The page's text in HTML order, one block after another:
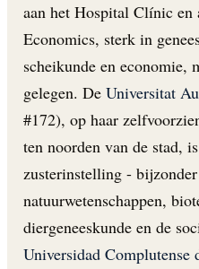
aan het Hospital Clínic en
Economics, sterk in
scheikunde en economie,
gelegen. De Universitat
#172), op haar
ten noorden van de stad,
zusterinstelling -
natuurwetenschappen,
diergeneeskunde en de
Universidad Complutense